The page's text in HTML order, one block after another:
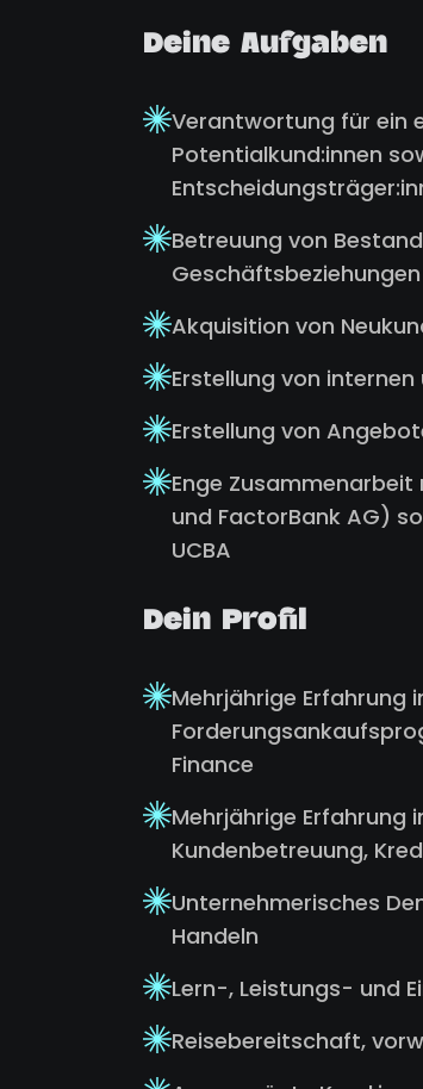
Deine Aufgaben
Verantwortung für ein
Potentialkund:innen
Betreuung von
Geschäftsbeziehungen
Akquisition von
Erstellung von
Erstellung von
Enge
und FactorBank AG)
UCBA
Dein Profil
Mehrjährige Erfahrung
Finance
Mehrjährige Erfahrung
Kundenbetreuung,
Unternehmerisches
Handeln
Lern-, Leistungs- und
Reisebereitschaft,